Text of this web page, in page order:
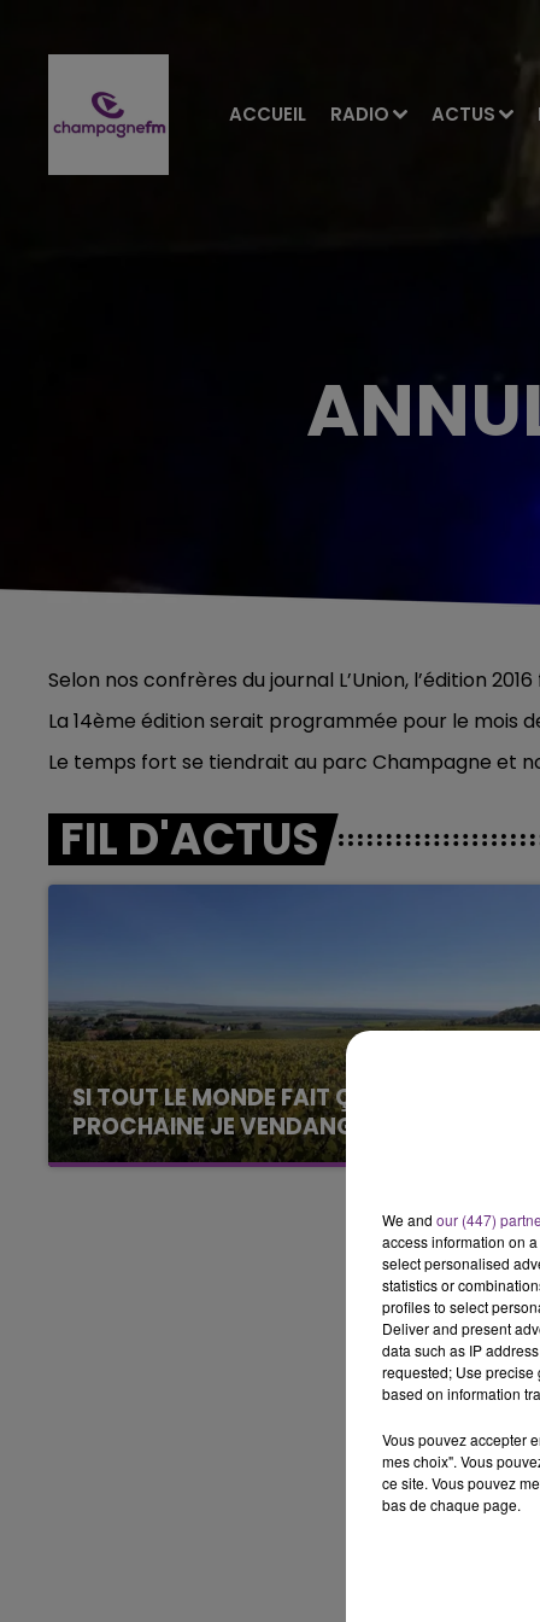
ACCUEIL RADIO ACTUS
5h00 - 6h00
LE BEST OF DE LA FAMILLE
CHAMPAGNE FM
Selon nos confrères du journal L’Union, l’édition
La 14ème édition serait programmée pour le mois
Le temps fort se tiendrait au parc Champagne et
FIL D'ACTUS
SI TOUT LE MONDE FAIT ÇA, MOI L'ANNÉE
PROCHAINE JE VENDANGE EN...
La vendange en Champagne a débuté ce jeudi
We and our (447)
access information on
select personalised
statistics or
profiles to select
Deliver and present
data such as IP
requested; Use precise
based on information
Vous pouvez accepter
mes choix". Vous
ce site. Vous pouvez
bas de chaque page.